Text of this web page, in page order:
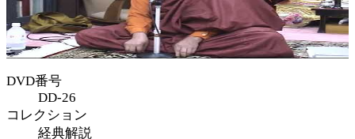
DVD番号
DD-26
コレクション
経典解説